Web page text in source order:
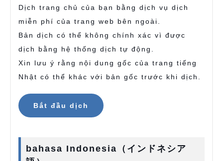
Dịch trang chủ của bạn bằng dịch vụ dịch
miễn phí của trang web bên ngoài.
Bản dịch có thể không chính xác vì được
dịch bằng hệ thống dịch tự động.
Xin lưu ý rằng nội dung gốc của trang tiếng
Nhật có thể khác với bản gốc trước khi dịch.
Bắt đầu dịch
bahasa Indonesia（インドネシア